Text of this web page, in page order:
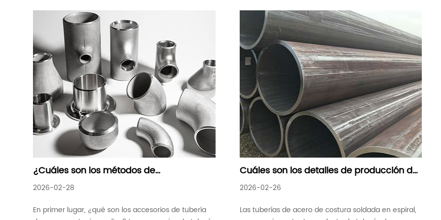
¿Cuáles son los métodos de
procesamiento para accesorios de
tubería de acero contra incendios
2026-02-28
En primer lugar, ¿qué son los accesorios de tubería
Cuáles son los detalles de producción de
tubos de acero de costura soldada en
espiral que quizás no sepa
2026-02-26
Las tuberías de acero de costura soldada en espiral,